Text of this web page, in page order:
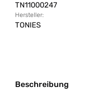
TN11000247
Hersteller:
TONIES
Beschreibung